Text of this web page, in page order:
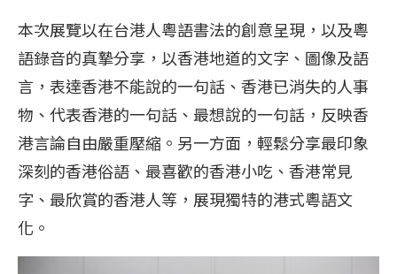
本次展覽以在台港人粵語書法的創意呈現，以及粵
語錄音的真摯分享，以香港地道的文字、圖像及語
言，表達香港不能說的一句話、香港已消失的人事
物、代表香港的一句話、最想說的一句話，反映香
港言論自由嚴重壓縮。另一方面，輕鬆分享最印象
深刻的香港俗語、最喜歡的香港小吃、香港常見
字、最欣賞的香港人等，展現獨特的港式粵語文
化。